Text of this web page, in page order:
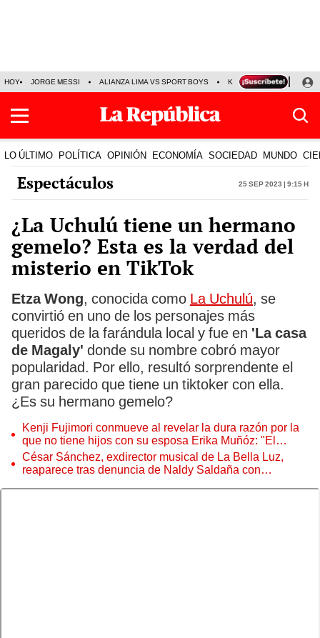
HOY JORGE MESSI ALIANZA LIMA VS SPORT BOYS KENJI FUJIMORI
LO ÚLTIMO POLÍTICA OPINIÓN ECONOMÍA SOCIEDAD MUNDO
Espectáculos 25 Sep 2023 | 9:15 h
¿La Uchulú tiene un hermano
gemelo? Esta es la verdad del
misterio en TikTok
Etza Wong, conocida como La Uchulú, se
convirtió en uno de los personajes más
queridos de la farándula local y fue en 'La casa
de Magaly' donde su nombre cobró mayor
popularidad. Por ello, resultó sorprendente el
gran parecido que tiene un tiktoker con ella.
¿Es su hermano gemelo?
Kenji Fujimori conmueve al revelar la dura razón por la
que no tiene hijos con su esposa Erika Muñóz: "El
proceso judicial"
César Sánchez, exdirector musical de La Bella Luz,
reaparece tras denuncia de Naldy Saldaña con